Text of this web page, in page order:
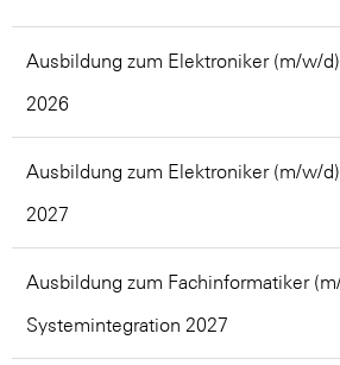
Ausbildung zum Elektroniker (m/w/
2026
Ausbildung zum Elektroniker (m/w/
2027
Ausbildung zum Fachinformatiker
Systemintegration 2027